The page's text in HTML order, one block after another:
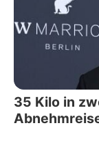
35 Kilo in